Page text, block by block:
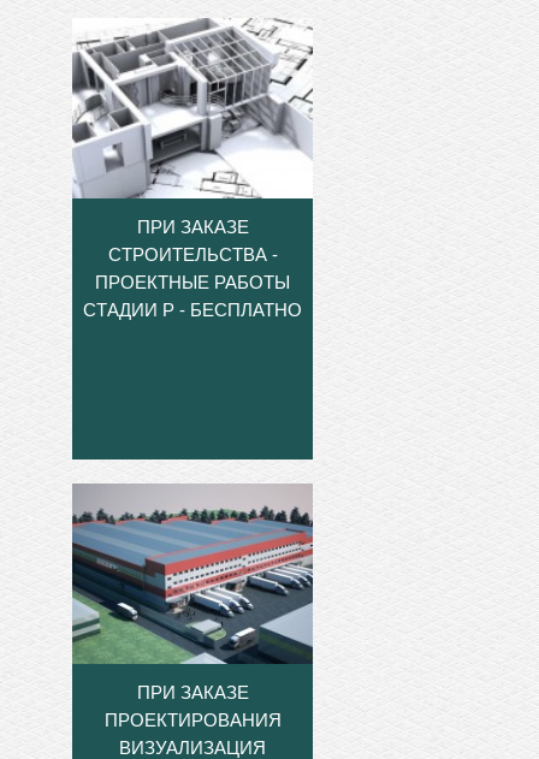
ПРИ ЗАКАЗЕ
СТРОИТЕЛЬСТВА -
ПРОЕКТНЫЕ РАБОТЫ
СТАДИИ Р - БЕСПЛАТНО
ПРИ ЗАКАЗЕ
ПРОЕКТИРОВАНИЯ
ВИЗУАЛИЗАЦИЯ